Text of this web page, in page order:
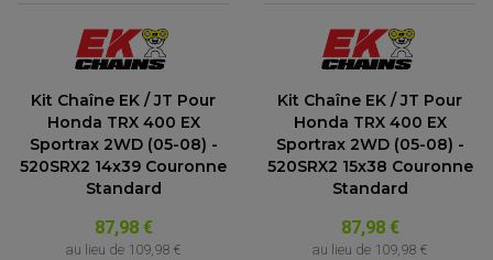
Kit Chaîne EK / JT Pour
Honda TRX 400 EX
Sportrax 2WD (05-08) -
520SRX2 14x39 Couronne
Standard
87,98 €
au lieu de 109,98 €
Kit Chaîne EK / JT Pour
Honda TRX 400 EX
Sportrax 2WD (05-08) -
520SRX2 15x38 Couronne
Standard
87,98 €
au lieu de 109,98 €